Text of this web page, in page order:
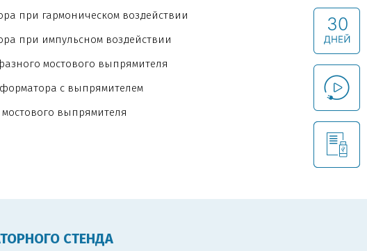
при гармоническом воздействии
при импульсном воздействии
мостового выпрямителя
с выпрямителем
выпрямителя
СТЕНДА